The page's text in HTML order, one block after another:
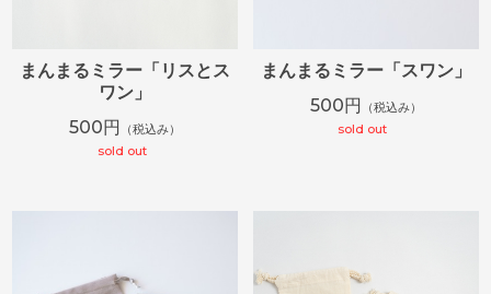
まんまるミラー「リスとス
ワン」
500円
（税込み）
sold out
まんまるミラー「スワン」
500円
（税込み）
sold out